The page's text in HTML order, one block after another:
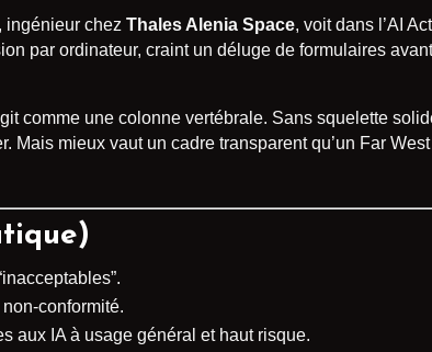
ingénieur chez Thales Alenia Space, voit dans l’AI
par ordinateur, craint un déluge de formulaires
comme une colonne vertébrale. Sans squelette
Mais mieux vaut un cadre transparent qu’un Far
conformité.
aux IA à usage général et haut risque.